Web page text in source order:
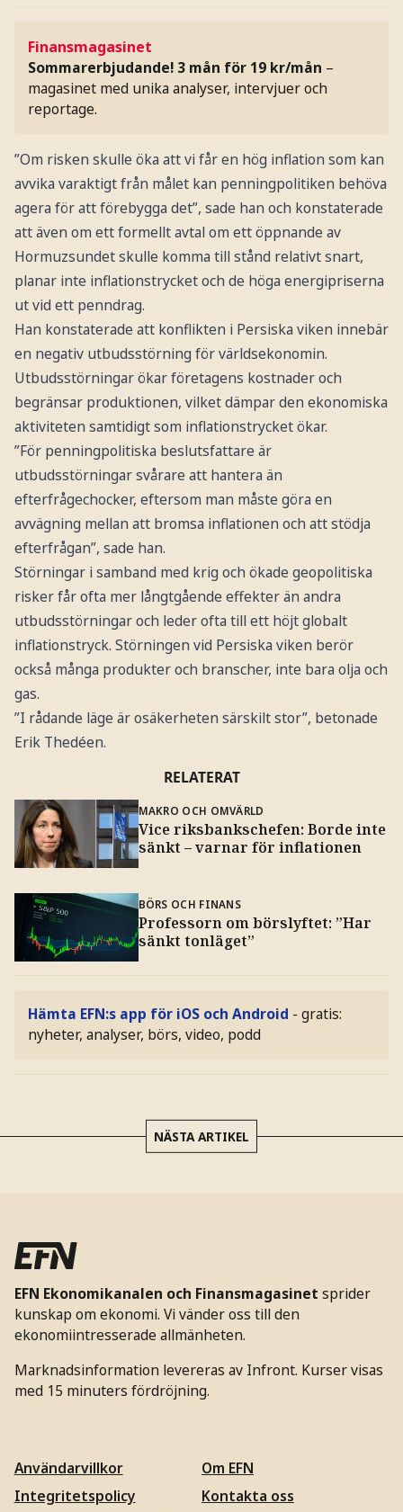
Finansmagasinet
Sommarerbjudande! 3 mån för 19 kr/mån –
magasinet med unika analyser, intervjuer och
reportage.
”Om risken skulle öka att vi får en hög inflation som kan
avvika varaktigt från målet kan penningpolitiken behöva
agera för att förebygga det”, sade han och konstaterade
att även om ett formellt avtal om ett öppnande av
Hormuzsundet skulle komma till stånd relativt snart,
planar inte inflationstrycket och de höga energipriserna
ut vid ett penndrag.
Han konstaterade att konflikten i Persiska viken innebär
en negativ utbudsstörning för världsekonomin.
Utbudsstörningar ökar företagens kostnader och
begränsar produktionen, vilket dämpar den ekonomiska
aktiviteten samtidigt som inflationstrycket ökar.
”För penningpolitiska beslutsfattare är
utbudsstörningar svårare att hantera än
efterfrågechocker, eftersom man måste göra en
avvägning mellan att bromsa inflationen och att stödja
efterfrågan”, sade han.
Störningar i samband med krig och ökade geopolitiska
risker får ofta mer långtgående effekter än andra
utbudsstörningar och leder ofta till ett höjt globalt
inflationstryck. Störningen vid Persiska viken berör
också många produkter och branscher, inte bara olja och
gas.
”I rådande läge är osäkerheten särskilt stor”, betonade
Erik Thedéen.
RELATERAT
MAKRO OCH OMVÄRLD
Vice riksbankschefen: Borde inte
sänkt – varnar för inflationen
BÖRS OCH FINANS
Professorn om börslyftet: ”Har
sänkt tonläget”
Hämta EFN:s app för iOS och Android - gratis:
nyheter, analyser, börs, video, podd
NÄSTA ARTIKEL
EFN Ekonomikanalen och Finansmagasinet sprider
kunskap om ekonomi. Vi vänder oss till den
ekonomiintresserade allmänheten.
Marknadsinformation levereras av Infront. Kurser visas
med 15 minuters fördröjning.
Användarvillkor
Integritetspolicy
Om EFN
Kontakta oss